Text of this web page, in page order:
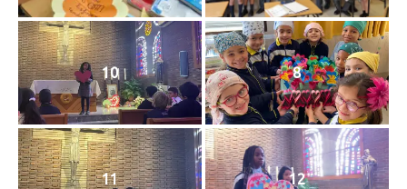
10 8
11 12